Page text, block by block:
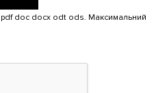
doc docx odt ods. Максимальний